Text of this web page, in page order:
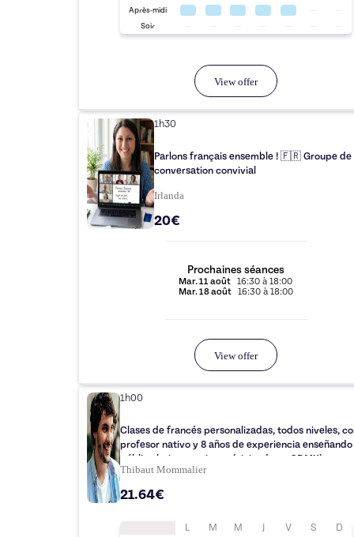
Après-midi
Soir
View offer
1h30
Parlons français ensemble ! 🇫🇷 Groupe de
conversation convivial
Irlanda
20€
Prochaines séances
Mar.11 août 16:30 à18:00
Mar.18 août 16:30 à18:00
View offer
1h00
Clases de francés personalizadas, todos niveles,
profesor nativo y 8 años de experiencia enseñando
público latinoamericano (viviendo en CDMX)
Thibaut Mommalier
21.64€
L M M J V S D